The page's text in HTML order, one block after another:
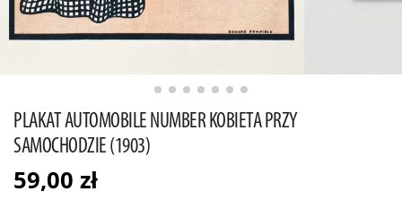
PLAKAT AUTOMOBILE NUMBER KOBIETA PRZY
SAMOCHODZIE (1903)
59,00 zł